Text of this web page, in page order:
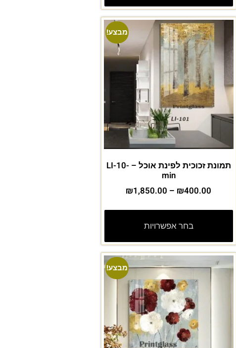
מבצע!
תמונת זכוכית לפינת אוכל – LI-10-
min
₪400.00
–
₪1,850.00
בחר אפשרויות
מבצע!